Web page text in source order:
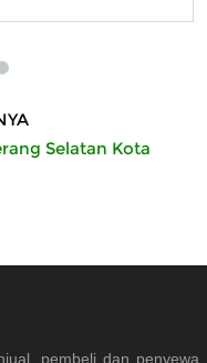
Selatan Kota
pembeli dan penyewa